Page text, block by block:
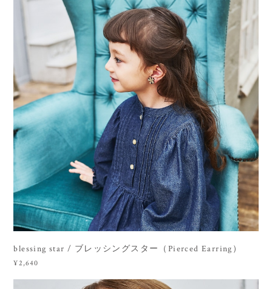
blessing star / ブレッシングスター（Pierced Earring）
¥2,640